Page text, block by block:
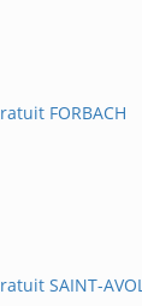
FORBACH
SAINT-